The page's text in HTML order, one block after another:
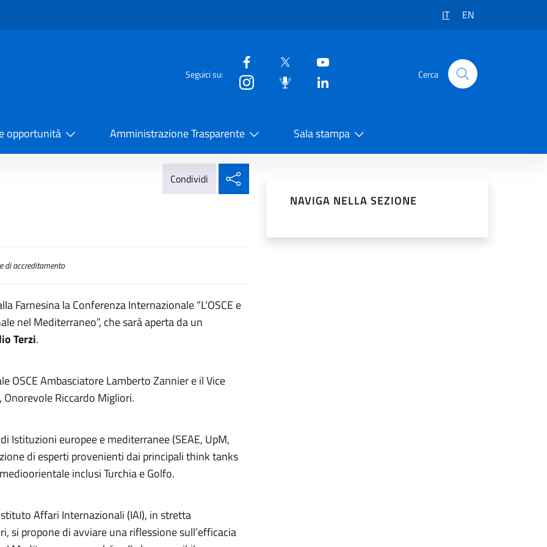
IT EN
Seguici su: Cerca
opportunità Amministrazione Trasparente Sala stampa
Condividi
di accreditamento
Farnesina la Conferenza Internazionale “L’OSCE e
nel Mediterraneo”, che sarà aperta da un
Terzi.
OSCE Ambasciatore Lamberto Zannier e il Vice
Onorevole Riccardo Migliori.
Istituzioni europee e mediterranee (SEAE, UpM,
di esperti provenienti dai principali think tanks
inclusi Turchia e Golfo.
Affari Internazionali (IAI), in stretta
si propone di avviare una riflessione sull’efficacia
NAVIGA NELLA SEZIONE